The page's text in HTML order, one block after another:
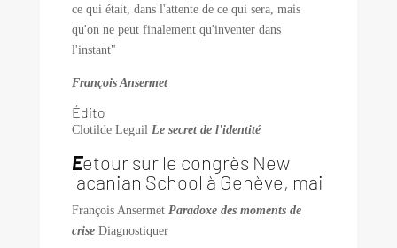
ce qui était, dans l'attente de ce qui sera, mais
qu'on ne peut finalement qu'inventer dans
l'instant"
François Ansermet
Édito
Clotilde Leguil Le secret de l'identité
Eetour sur le congrès New
lacanian School à Genève, mai
François Ansermet Paradoxe des moments de
crise Diagnostiquer